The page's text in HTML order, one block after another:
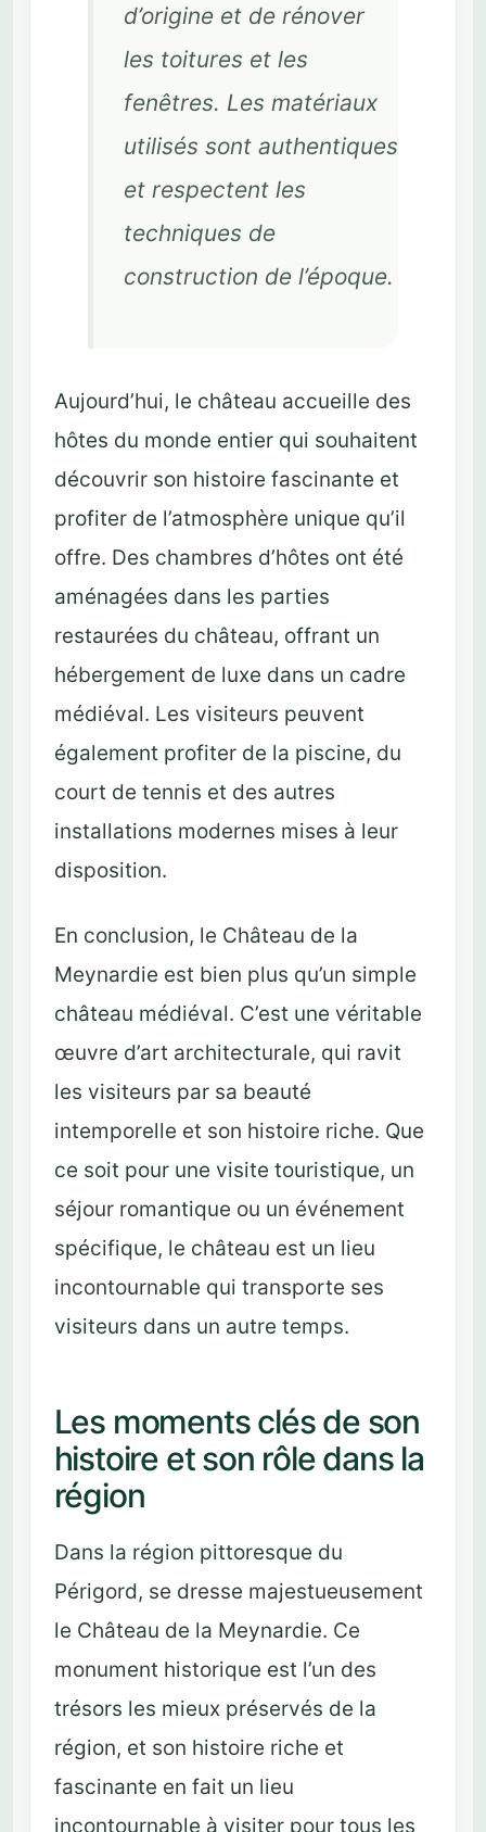
d’origine et de rénover
les toitures et les
fenêtres. Les matériaux
utilisés sont authentiques
et respectent les
techniques de
construction de l’époque.
Aujourd’hui, le château accueille des
hôtes du monde entier qui souhaitent
découvrir son histoire fascinante et
profiter de l’atmosphère unique qu’il
offre. Des chambres d’hôtes ont été
aménagées dans les parties
restaurées du château, offrant un
hébergement de luxe dans un cadre
médiéval. Les visiteurs peuvent
également profiter de la piscine, du
court de tennis et des autres
installations modernes mises à leur
disposition.
En conclusion, le Château de la
Meynardie est bien plus qu’un simple
château médiéval. C’est une véritable
œuvre d’art architecturale, qui ravit
les visiteurs par sa beauté
intemporelle et son histoire riche. Que
ce soit pour une visite touristique, un
séjour romantique ou un événement
spécifique, le château est un lieu
incontournable qui transporte ses
visiteurs dans un autre temps.
Les moments clés de son
histoire et son rôle dans la
région
Dans la région pittoresque du
Périgord, se dresse majestueusement
le Château de la Meynardie. Ce
monument historique est l’un des
trésors les mieux préservés de la
région, et son histoire riche et
fascinante en fait un lieu
incontournable à visiter pour tous les